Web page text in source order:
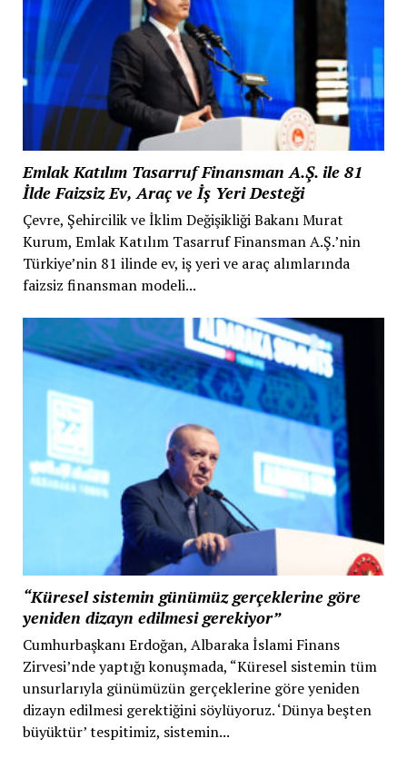
Emlak Katılım Tasarruf Finansman A.Ş. ile 81
İlde Faizsiz Ev, Araç ve İş Yeri Desteği
Çevre, Şehircilik ve İklim Değişikliği Bakanı Murat
Kurum, Emlak Katılım Tasarruf Finansman A.Ş.’nin
Türkiye’nin 81 ilinde ev, iş yeri ve araç alımlarında
faizsiz finansman modeli...
“Küresel sistemin günümüz gerçeklerine göre
yeniden dizayn edilmesi gerekiyor”
Cumhurbaşkanı Erdoğan, Albaraka İslami Finans
Zirvesi’nde yaptığı konuşmada, “Küresel sistemin tüm
unsurlarıyla günümüzün gerçeklerine göre yeniden
dizayn edilmesi gerektiğini söylüyoruz. ‘Dünya beşten
büyüktür’ tespitimiz, sistemin...